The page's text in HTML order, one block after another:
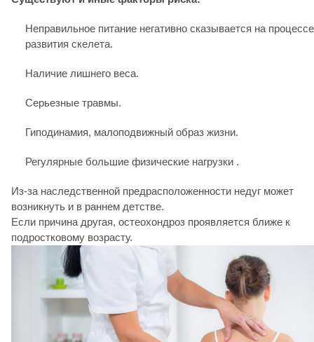
Неправильное питание негативно сказывается на процессе
развития скелета.
Наличие лишнего веса.
Серьезные травмы.
Гиподинамия, малоподвижный образ жизни.
Регулярные большие физические нагрузки .
Из-за наследственной предрасположенности недуг может
возникнуть и в раннем детстве.
Если причина другая, остеохондроз проявляется ближе к
подростковому возрасту.